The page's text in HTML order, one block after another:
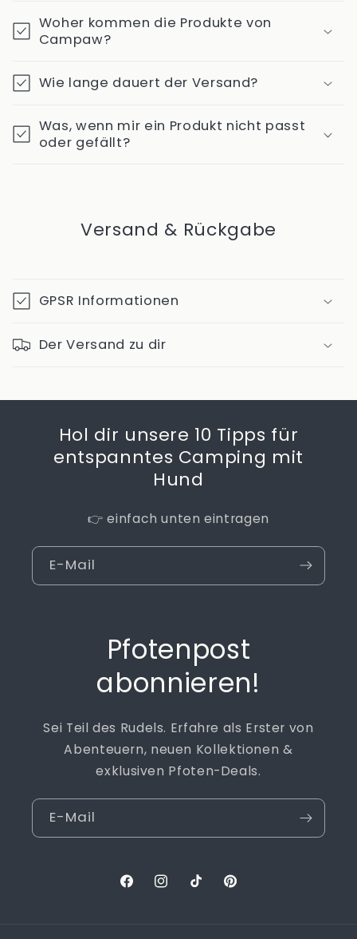
Woher kommen die Produkte von
Campaw?
Wie lange dauert der Versand?
Was, wenn mir ein Produkt nicht passt
oder gefällt?
Versand & Rückgabe
GPSR Informationen
Der Versand zu dir
Hol dir unsere 10 Tipps für
entspanntes Camping mit
Hund
👉 einfach unten eintragen
E-Mail
Pfotenpost
abonnieren!
Sei Teil des Rudels. Erfahre als Erster von
Abenteuern, neuen Kollektionen &
exklusiven Pfoten-Deals.
E-Mail
FacebookInstagramTikTokPinterest